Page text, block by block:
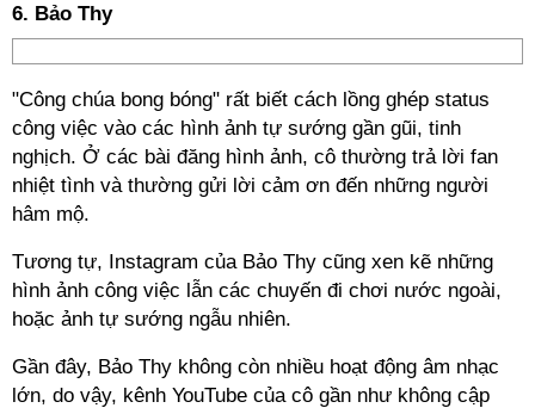
6. Bảo Thy
"Công chúa bong bóng" rất biết cách lồng ghép status
công việc vào các hình ảnh tự sướng gần gũi, tinh
nghịch. Ở các bài đăng hình ảnh, cô thường trả lời fan
nhiệt tình và thường gửi lời cảm ơn đến những người
hâm mộ.
Tương tự, Instagram của Bảo Thy cũng xen kẽ những
hình ảnh công việc lẫn các chuyến đi chơi nước ngoài,
hoặc ảnh tự sướng ngẫu nhiên.
Gần đây, Bảo Thy không còn nhiều hoạt động âm nhạc
lớn, do vậy, kênh YouTube của cô gần như không cập